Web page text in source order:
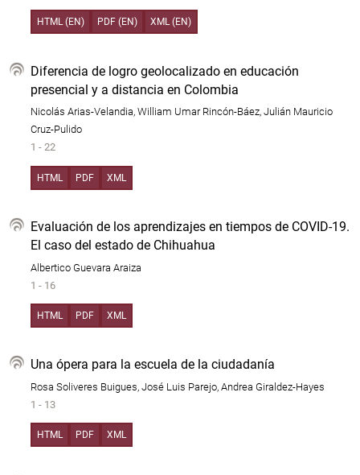
HTML (EN) PDF (EN) XML (EN)
Diferencia de logro geolocalizado en educación
presencial y a distancia en Colombia
Nicolás Arias-Velandia, William Umar Rincón-Báez, Julián Mauricio
Cruz-Pulido
1 - 22
HTML PDF XML
Evaluación de los aprendizajes en tiempos de COVID-19.
El caso del estado de Chihuahua
Albertico Guevara Araiza
1 - 16
HTML PDF XML
Una ópera para la escuela de la ciudadanía
Rosa Soliveres Buigues, José Luis Parejo, Andrea Giraldez-Hayes
1 - 13
HTML PDF XML